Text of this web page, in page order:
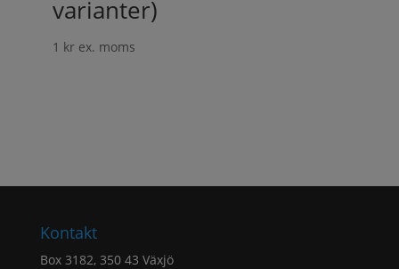
varianter)
1 kr ex. moms
Kontakt
Box 3182, 350 43 Växjö